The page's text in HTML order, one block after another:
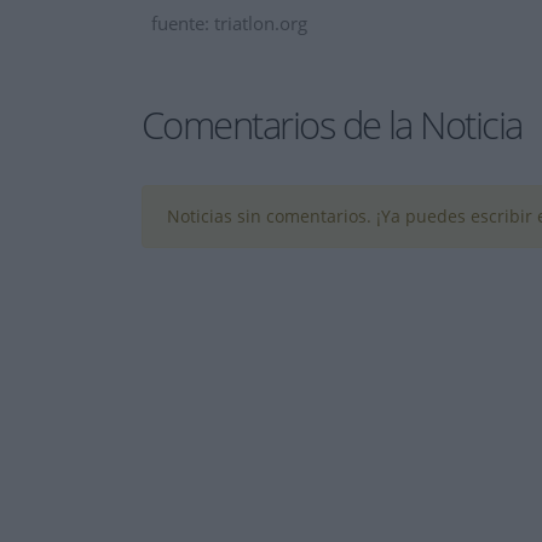
fuente: triatlon.org
Comentarios de la Noticia
Noticias sin comentarios. ¡Ya puedes escribir